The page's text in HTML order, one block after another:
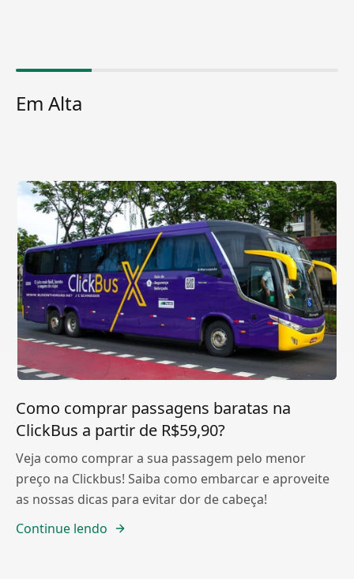
Em Alta
Como comprar passagens baratas na
ClickBus a partir de R$59,90?
Veja como comprar a sua passagem pelo menor
preço na Clickbus! Saiba como embarcar e aproveite
as nossas dicas para evitar dor de cabeça!
Continue lendo